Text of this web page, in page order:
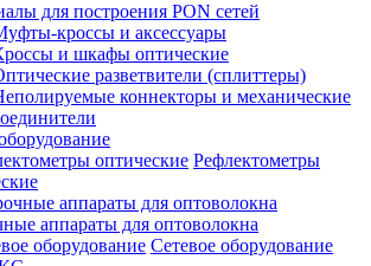
для построения PON сетей
кроссы и аксессуары
и шкафы оптические
разветвители (сплиттеры)
коннекторы и механические
Рефлектометры
аппараты для оптоволокна
Сетевое оборудование